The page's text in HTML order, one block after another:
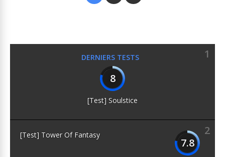
DERNIERS TESTS
1
8
[Test] Soulstice
2
7.8
[Test] Tower Of Fantasy